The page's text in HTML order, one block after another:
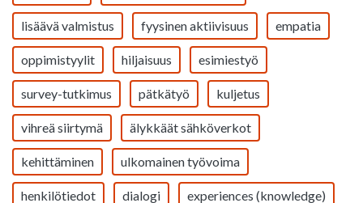
lisäävä valmistus fyysinen aktiivisuus empatia
oppimistyylit hiljaisuus esimiestyö
survey-tutkimus pätkätyö kuljetus
vihreä siirtymä älykkäät sähköverkot
kehittäminen ulkomainen työvoima
henkilötiedot dialogi experiences (knowledge)